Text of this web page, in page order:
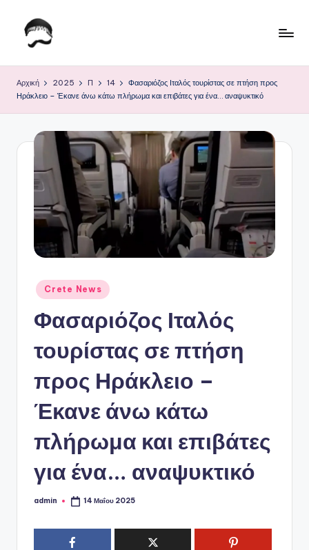
Μετάβαση
ο
Κ
o
Αρχική 2025 Π 14
Φασαριόζος Ιταλός τουρίστας σε πτήση προς
Ηράκλειο – Έκανε άνω κάτω πλήρωμα και επιβάτες για ένα… αναψυκτικό
Αναρτήθηκε
σε
Crete News
Φασαριόζος Ιταλός
τουρίστας σε πτήση
προς Ηράκλειο –
Έκανε άνω κάτω
πλήρωμα και επιβάτες
για ένα… αναψυκτικό
Συγγραφέας:
admin 14 Μαΐου 2025